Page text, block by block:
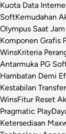
Kuota Data
SoftKemudahan
Olympus Saat
Komponen Grafis
WinsKriteria
Antarmuka PG
Hambatan Demi
Kestabilan
WinsFitur Reset
Pragmatic Play
Ketersediaan